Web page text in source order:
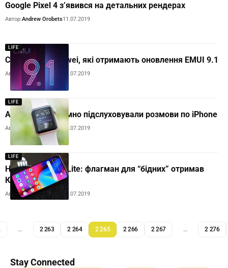
Google Pixel 4 з’явився на детальних рендерах
Автор:Andrew Orobets11.07.2019
LIFE
Смартфони Huawei, які отримають оновлення EMUI 9.1
Автор: Andrew Orobets 11.07.2019
LIFE
Apple Watch таємно підслуховували розмови по iPhone
Автор:Andrew Orobets11.07.2019
LIFE
Huawei Mate 30 Lite: флагман для “бідних” отримав
Кірін 810
Автор:Andrew Orobets 11.07.2019
… 2 263 2 264 2 265 2 266 2 267 … 2 276
Stay Connected